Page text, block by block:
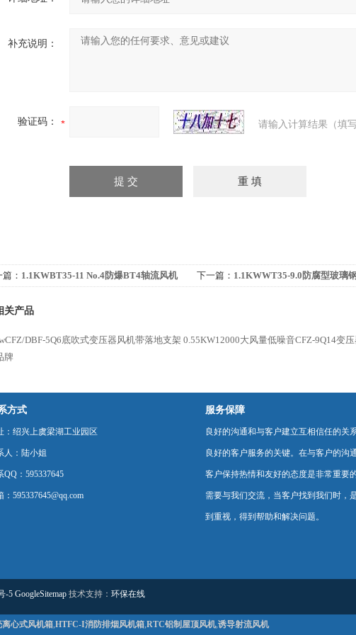
补充说明：
验证码： 请输入计算结果（填
： 1.1KWBT35-11 No.4防爆BT4轴流风机
下一篇： 1.1KWWT35-9.0防腐型玻璃
关产品
DBF-5Q6底吹式变压器风机带落地支架 0.55KW12000大风量低噪音CFZ-9Q14变
牌
方式
：绍兴上虞梁湖工业园区
人：陆小姐
QQ：595337645
：595337645@qq.com
服务保障
良好的沟通和与客户建立互相信任的关
良好的客户服务的关键。在与客户的沟
客户保持热情和友好的态度是非常重要
需要与我们交流，当客户找到我们时，
到重视，得到帮助和解决问题。
-5 GoogleSitemap 技术支持： 环保在线
心式风机箱,HTFC-I消防排烟风机箱,RTC铝制屋顶风机,诱导射流风机